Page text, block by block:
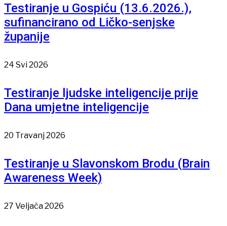
Testiranje u Gospiću (13.6.2026.),
sufinancirano od Ličko-senjske
županije
24 Svi 2026
Testiranje ljudske inteligencije prije
Dana umjetne inteligencije
20 Travanj 2026
Testiranje u Slavonskom Brodu (Brain
Awareness Week)
27 Veljača 2026